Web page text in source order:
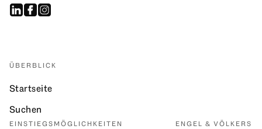
ÜBERBLICK
Startseite
Suchen
EINSTIEGSMÖGLICHKEITEN ENGEL & VÖLKERS